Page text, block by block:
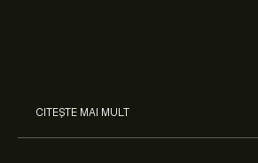
CITEȘTE MAI MULT